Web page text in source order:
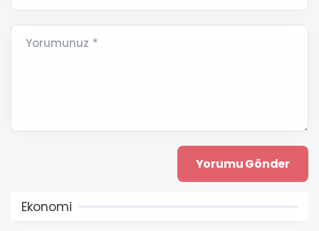
Yorumunuz *
Ekonomi